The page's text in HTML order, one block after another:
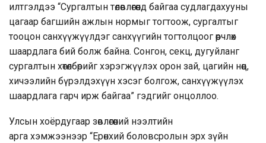
илтгэлдээ “Сургалтын төлөвлөгөөнд байгаа судлагдахууны
цагаар багшийн ажлын нормыг тогтоож, сургалтыг
тооцон санхүүжүүлдэг санхүүгийн тогтолцоог өөрчлөх
шаардлага бий болж байна. Сонгон, секц, дугуйланг
сургалтын хөтөлбөрийг хэрэгжүүлэх орон зай, цагийн нөөц,
хичээлийн бүрэлдэхүүн хэсэг болгож, санхүүжүүлэх
шаардлага гарч ирж байгаа” гэдгийг онцоллоо.
Улсын хоёрдугаар зөвлөгөөний нээлтийн
арга хэмжээнээр “Ерөнхий боловсролын эрх зүйн